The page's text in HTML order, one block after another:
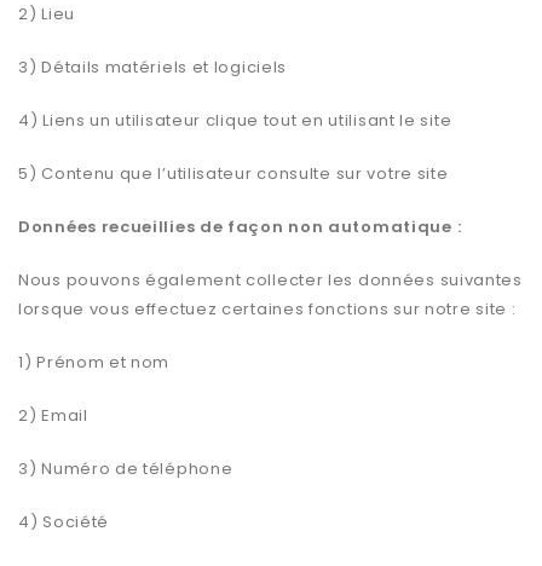
2) Lieu
3) Détails matériels et logiciels
4) Liens un utilisateur clique tout en utilisant le site
5) Contenu que l’utilisateur consulte sur votre site
Données recueillies de façon non automatique :
Nous pouvons également collecter les données suivantes
lorsque vous effectuez certaines fonctions sur notre site :
1) Prénom et nom
2) Email
3) Numéro de téléphone
4) Société